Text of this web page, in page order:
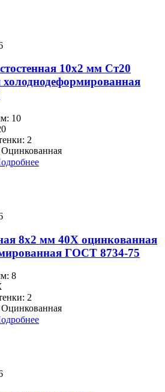
10х2 мм Ст20
10
2
8х2 мм 40Х оцинкованная
ГОСТ 8734-75
8
2